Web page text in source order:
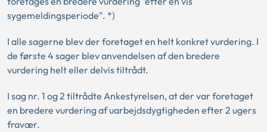
sygemeldingsperiode". *)
I alle sagerne blev der foretaget en helt konkret vurdering. I
de første 4 sager blev anvendelsen af den bredere
vurdering helt eller delvis tiltrådt.
I sag nr. 1 og 2 tiltrådte Ankestyrelsen, at der var foretaget
en bredere vurdering af uarbejdsdygtigheden efter 2 ugers
fravær.